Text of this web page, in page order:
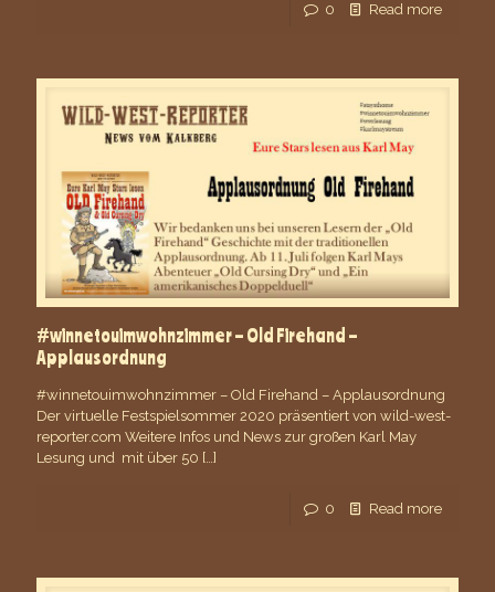
0 Read more
#winnetouimwohnzimmer – Old Firehand –
Applausordnung
#winnetouimwohnzimmer – Old Firehand – Applausordnung
Der virtuelle Festspielsommer 2020 präsentiert von wild-west-
reporter.com Weitere Infos und News zur großen Karl May
Lesung und mit über 50 […]
0 Read more